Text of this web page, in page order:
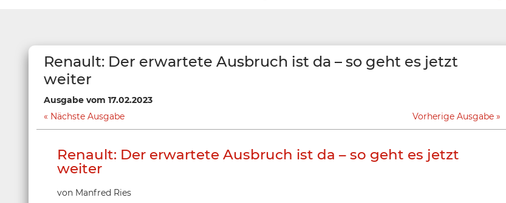
Renault: Der erwartete Ausbruch ist da – so geht es jetzt
weiter
Ausgabe vom 17.02.2023
Nächste Ausgabe
Vorherige Ausgabe
Renault: Der erwartete Ausbruch ist da – so geht es jetzt
weiter
von Manfred Ries